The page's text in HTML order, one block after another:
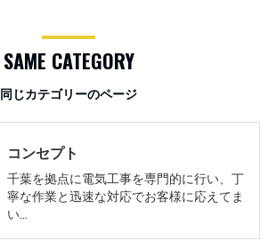
同じカテゴリーのページ
SAME CATEGORY
コンセプト
千葉を拠点に電気工事を専門的に行い、丁
寧な作業と迅速な対応でお客様に応えてま
い…